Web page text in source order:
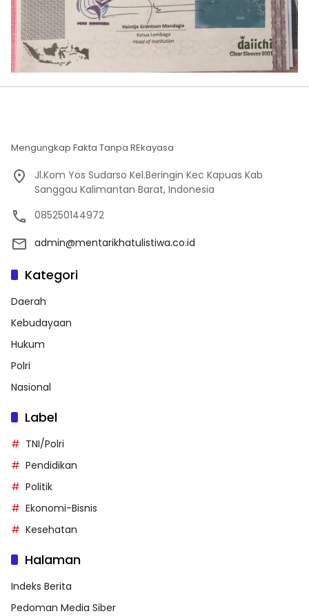
Mengungkap Fakta Tanpa REkayasa
Jl.Kom Yos Sudarso Kel.Beringin Kec Kapuas Kab
Sanggau Kalimantan Barat, Indonesia
085250144972
admin@mentarikhatulistiwa.co.id
Kategori
Daerah
Kebudayaan
Hukum
Polri
Nasional
Label
TNI/Polri
Pendidikan
Politik
Ekonomi-Bisnis
Kesehatan
Halaman
Indeks Berita
Pedoman Media Siber